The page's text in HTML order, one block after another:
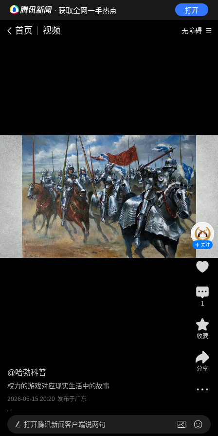
· 获取全网一手热点 打开
首页 视频 无障碍
@哈勃科普
权力的游戏对应现实生活中的故事
2026-05-15 20:20 发布于广东
关注
1
收藏
分享
打开腾讯新闻客户端说两句